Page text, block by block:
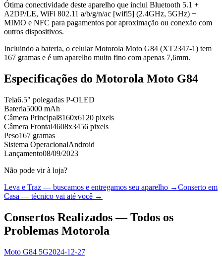
Ótima conectividade deste aparelho que inclui Bluetooth 5.1 +
A2DP/LE, WiFi 802.11 a/b/g/n/ac [wifi5] (2.4GHz, 5GHz) +
MIMO e NFC para pagamentos por aproximação ou conexão com
outros dispositivos.
Incluindo a bateria, o celular Motorola Moto G84 (XT2347-1) tem
167 gramas e é um aparelho muito fino com apenas 7,6mm.
Especificações do Motorola Moto G84
Tela6.5" polegadas P-OLED
Bateria5000 mAh
Câmera Principal8160x6120 pixels
Câmera Frontal4608x3456 pixels
Peso167 gramas
Sistema OperacionalAndroid
Lançamento08/09/2023
Não pode vir à loja?
Leva e Traz — buscamos e entregamos seu aparelho →Conserto em
Casa — técnico vai até você →
Consertos Realizados — Todos os
Problemas Motorola
Moto G84 5G2024-12-27